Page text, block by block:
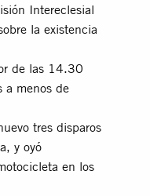
Intereclesial
la existencia
de las 14.30
a menos de
tres disparos
y oyó
en los